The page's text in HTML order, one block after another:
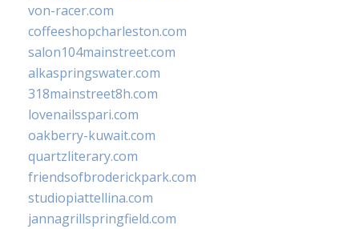
von-racer.com
coffeeshopcharleston.com
salon104mainstreet.com
alkaspringswater.com
318mainstreet8h.com
lovenailsspari.com
oakberry-kuwait.com
quartzliterary.com
friendsofbroderickpark.com
studiopiattellina.com
jannagrillspringfield.com